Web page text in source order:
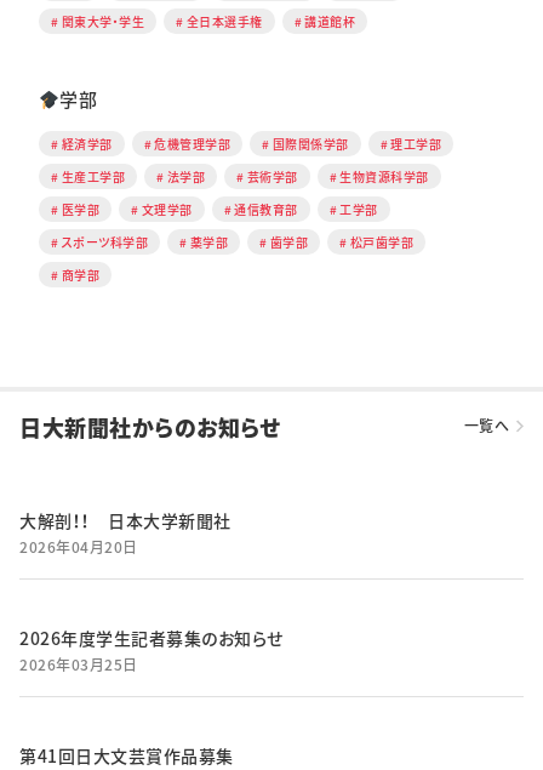
関東大学・学生
全日本選手権 講道館杯
学部
経済学部 危機管理学部 国際関係学部
理工学部
生産工学部
法学部 芸術学部
生物資源科学部
医学部
文理学部 通信教育部
工学部
スポーツ科学部
薬学部 歯学部
松戸歯学部
商学部
日大新聞社からのお知らせ 一覧へ
大解剖！！ 日本大学新聞社
2026年04月20日
2026年度学生記者募集のお知らせ
2026年03月25日
第41回日大文芸賞作品募集